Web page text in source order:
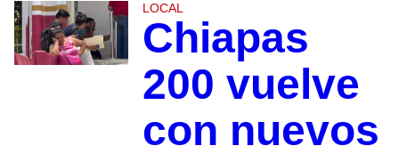
LOCAL
Chiapas
200 vuelve
con nuevos